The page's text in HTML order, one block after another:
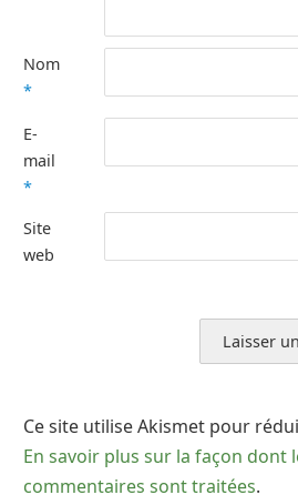
Nom
*
E-
mail
*
Site
web
Ce site utilise Akismet pour
En savoir plus sur la façon dont
commentaires sont traitées.